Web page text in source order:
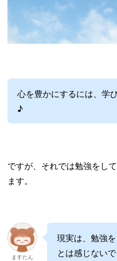
心を豊かにするには、学
♪
ですが、それでは勉強をし
ます。
ますたん
現実は、勉強
とは感じない